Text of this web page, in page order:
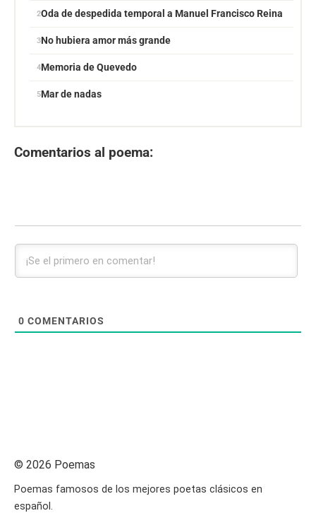
Oda de despedida temporal a Manuel Francisco Reina
No hubiera amor más grande
Memoria de Quevedo
Mar de nadas
Comentarios al poema:
0 COMENTARIOS
© 2026 Poemas
Poemas famosos de los mejores poetas clásicos en
español.